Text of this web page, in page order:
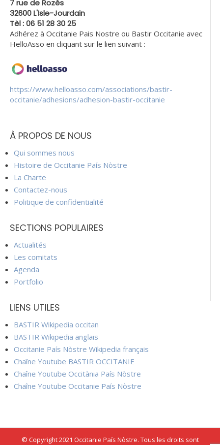
7 rue de Rozès
32600 L'Isle-Jourdain
Tèl : 06 51 28 30 25
Adhérez à Occitanie Pais Nostre ou Bastir Occitanie avec
HelloAsso en cliquant sur le lien suivant :
https://www.helloasso.com/associations/bastir-
occitanie/adhesions/adhesion-bastir-occitanie
À PROPOS DE NOUS
Qui sommes nous
Histoire de Occitanie País Nòstre
La Charte
Contactez-nous
Politique de confidentialité
SECTIONS POPULAIRES
Actualités
Les comitats
Agenda
Portfolio
LIENS UTILES
BASTIR Wikipedia occitan
BASTIR Wikipedia anglais
Occitanie País Nòstre Wikipedia français
Chaîne Youtube BASTIR OCCITANIE
Chaîne Youtube Occitània País Nòstre
Chaîne Youtube Occitanie País Nòstre
© Copyright 2021 Occitanie País Nòstre. Tous les droits sont